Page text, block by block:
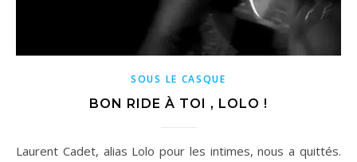
SOUS LE CASQUE
BON RIDE À TOI , LOLO !
Laurent Cadet, alias Lolo pour les intimes, nous a quittés.